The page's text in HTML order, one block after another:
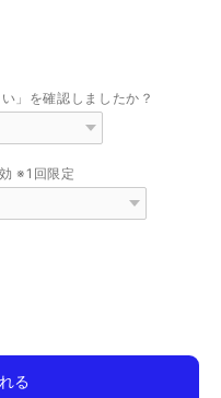
」を確認しましたか？
※1回限定
る